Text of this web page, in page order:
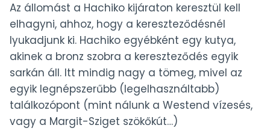
Az állomást a Hachiko kijáraton keresztül kell
elhagyni, ahhoz, hogy a kereszteződésnél
lyukadjunk ki. Hachiko egyébként egy kutya,
akinek a bronz szobra a kereszteződés egyik
sarkán áll. Itt mindig nagy a tömeg, mivel az
egyik legnépszerűbb (legelhasználtabb)
találkozópont (mint nálunk a Westend vízesés,
vagy a Margit-Sziget szökőkút…)